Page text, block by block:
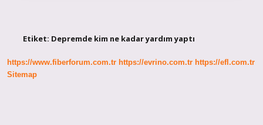
Etiket: Depremde kim ne kadar yardım yaptı
https://www.fiberforum.com.tr https://evrino.com.tr https://efl.com.tr
Sitemap